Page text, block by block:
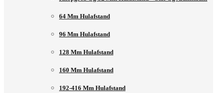
64 Mm Hulafstand
96 Mm Hulafstand
128 Mm Hulafstand
160 Mm Hulafstand
192-416 Mm Hulafstand